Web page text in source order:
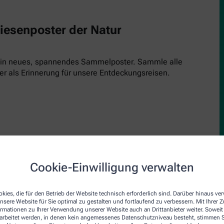
Cookie-Einwilligung verwalten
die für den Betrieb der Website technisch erforderlich sind. Darüber hinaus
Website für Sie optimal zu gestalten und fortlaufend zu verbessern. Mit Ihrer
zu Ihrer Verwendung unserer Website auch an Drittanbieter weiter. Soweit
werden, in denen kein angemessenes Datenschutzniveau besteht, stimmen
der Natur
neues, spannendes Sammelposter. Sammle alle
als Erinnerung für unsere Entdeckungsreisen.
Inspektor! Einfach kostenlos runterladen, ausdrucken und
und schau genau hin. Jede Ausgabe bringt einen neuen